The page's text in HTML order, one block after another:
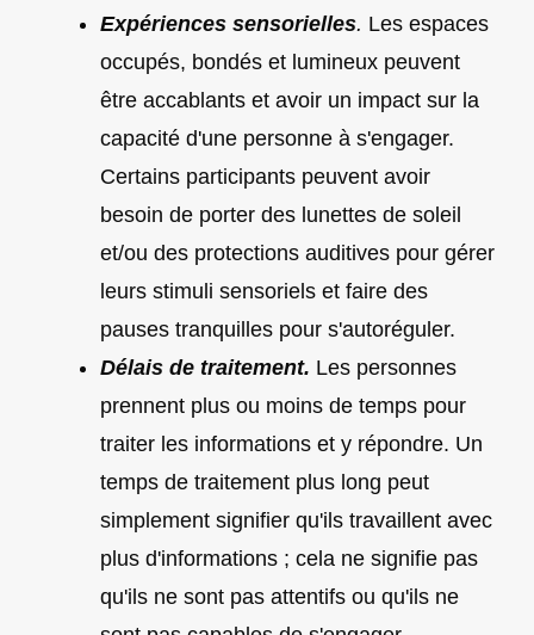
Expériences sensorielles. Les espaces
occupés, bondés et lumineux peuvent
être accablants et avoir un impact sur la
capacité d'une personne à s'engager.
Certains participants peuvent avoir
besoin de porter des lunettes de soleil
et/ou des protections auditives pour gérer
leurs stimuli sensoriels et faire des
pauses tranquilles pour s'autoréguler.
Délais de traitement. Les personnes
prennent plus ou moins de temps pour
traiter les informations et y répondre. Un
temps de traitement plus long peut
simplement signifier qu'ils travaillent avec
plus d'informations ; cela ne signifie pas
qu'ils ne sont pas attentifs ou qu'ils ne